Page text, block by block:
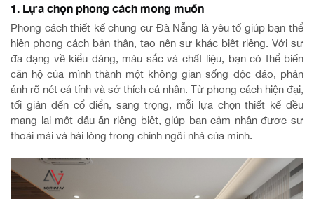
1. Lựa chọn phong cách mong muốn
Phong cách thiết kế chung cư Đà Nẵng là yêu tố giúp bạn thể
hiện phong cách bản thân, tạo nên sự khác biệt riêng. Với sự
đa dạng về kiểu dáng, màu sắc và chất liệu, bạn có thể biến
căn hộ của mình thành một không gian sống độc đáo, phản
ánh rõ nét cá tính và sở thích cá nhân. Từ phong cách hiện đại,
tối giản đến cổ điển, sang trọng, mỗi lựa chọn thiết kế đều
mang lại một dấu ấn riêng biệt, giúp bạn cảm nhận được sự
thoải mái và hài lòng trong chính ngôi nhà của mình.